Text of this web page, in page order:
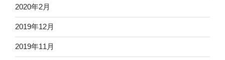
2020年2月
2019年12月
2019年11月